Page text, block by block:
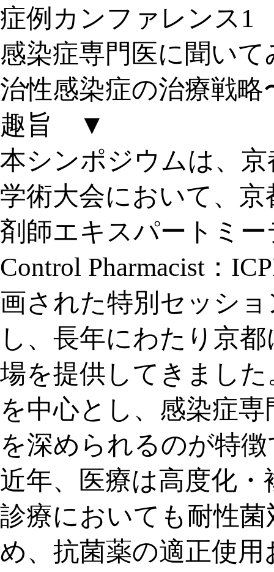
症例カンファレンス1
感染症専門医に聞い
治性感染症の治療戦略
趣旨 ▼
本シンポジウムは、
学術大会において、
剤師エキスパートミー
Control Pharmacist：
画された特別セッシ
し、長年にわたり京
場を提供してきまし
を中心とし、感染症
を深められるのが特
近年、医療は高度化
診療においても耐性
め、抗菌薬の適正使